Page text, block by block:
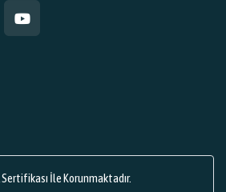
Sertifikası İle Korunmaktadır.